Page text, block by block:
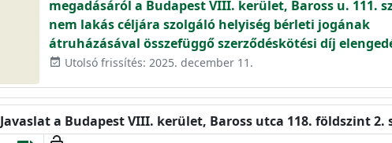
megadásáról a Budapest VIII. kerület, Baross u. 111.
nem lakás céljára szolgáló helyiség bérleti jogának
átruházásával összefüggő szerződéskötési díj
event_available Utolsó frissítés: 2025. december 11.
Javaslat a Budapest VIII. kerület, Baross utca 118. földszint